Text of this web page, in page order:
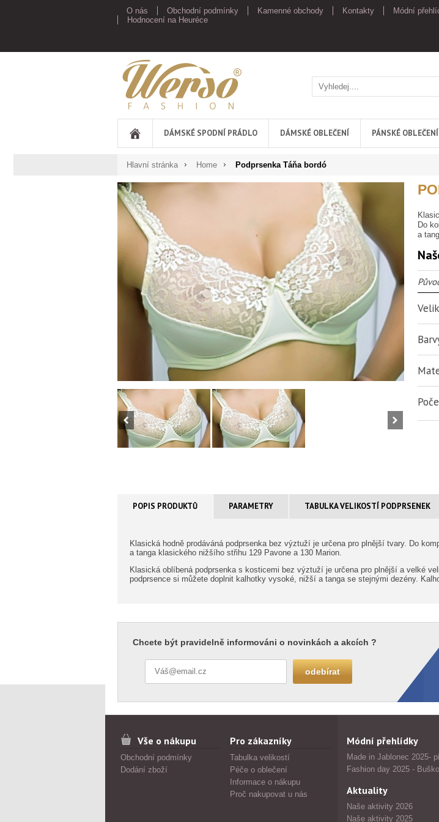
O nás Obchodní podmínky Kamenné obchody Kontakty Módní
Hodnocení na Heuréce
Werso
DÁMSKÉ SPODNÍ PRÁDLO DÁMSKÉ OBLEČENÍ PÁNSKÉ OBLEČENÍ
Hlavní stránka Home Podprsenka Táňa bordó
Do
a
POPIS PRODUKTŮ PARAMETRY TABULKA VELIKOSTÍ PODPRSENEK
Klasická hodně prodáváná podprsenka bez výztuží je určena pro plnější tvary. Do
a tanga klasického nižšího střihu 129 Pavone a 130 Marion.
Klasická oblíbená podprsenka s kosticemi bez výztuží je určena pro plnější a velké
podprsence si můžete doplnit kalhotky vysoké, nižší a tanga se stejnými dezény.
Chcete být pravidelně informováni o novinkách a akcích ?
Vše o nákupu
Obchodní podmínky
Dodání zboží
Pro zákazníky
Tabulka velikostí
Péče o oblečení
Informace o nákupu
Proč nakupovat u nás
Módní přehlídky
Made in Jablonec 2025-
Fashion day 2025 -
Aktuality
Naše aktivity 2026
Naše aktivity 2025